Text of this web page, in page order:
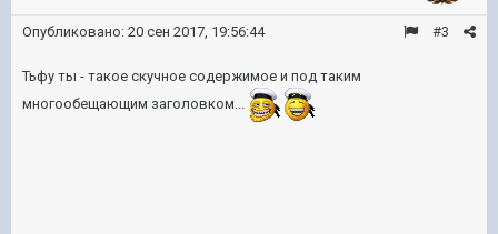
#3
Опубликовано: 20 сен 2017, 19:56:44
Тьфу ты - такое скучное содержимое и под таким
многообещающим заголовком...